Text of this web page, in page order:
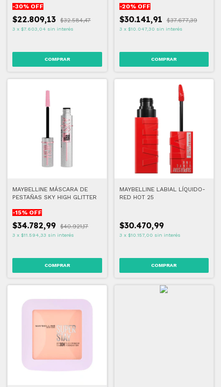
-30% OFF
$22.809,13 $32.584,47
3 x $7.603,04 sin interés
COMPRAR
-20% OFF
$30.141,91 $37.677,39
3 x $10.047,30 sin interés
COMPRAR
MAYBELLINE MÁSCARA DE
PESTAÑAS SKY HIGH GLITTER
-15% OFF
$34.782,99 $40.921,17
3 x $11.594,33 sin interés
COMPRAR
MAYBELLINE LABIAL LÍQUIDO-
RED HOT 25
$30.470,99
3 x $10.157,00 sin interés
COMPRAR